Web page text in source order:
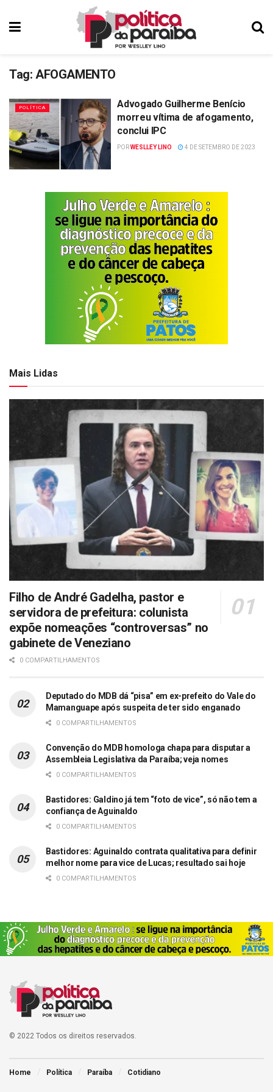
Tag: AFOGAMENTO
POLÍTICA
Advogado Guilherme Benício
morreu vítima de afogamento,
conclui IPC
PORWESLLEY LINO 4 DE SETEMBRO DE 2023
Mais Lidas
Filho de André Gadelha, pastor e
servidora de prefeitura: colunista
expõe nomeações “controversas” no
gabinete de Veneziano
0 COMPARTILHAMENTOS
Deputado do MDB dá “pisa” em ex-prefeito do Vale do
Mamanguape após suspeita de ter sido enganado
0 COMPARTILHAMENTOS
Convenção do MDB homologa chapa para disputar a
Assembleia Legislativa da Paraíba; veja nomes
0 COMPARTILHAMENTOS
Bastidores: Galdino já tem “foto de vice”, só não tem a
confiança de Aguinaldo
0 COMPARTILHAMENTOS
Bastidores: Aguinaldo contrata qualitativa para definir
melhor nome para vice de Lucas; resultado sai hoje
0 COMPARTILHAMENTOS
© 2022 Todos os direitos reservados.
Home Política Paraíba Cotidiano